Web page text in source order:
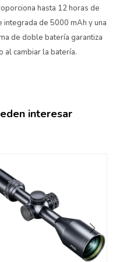
hasta 12 horas de
integrada de 5000 mAh y una
de doble batería garantiza
al cambiar la batería.
interesar